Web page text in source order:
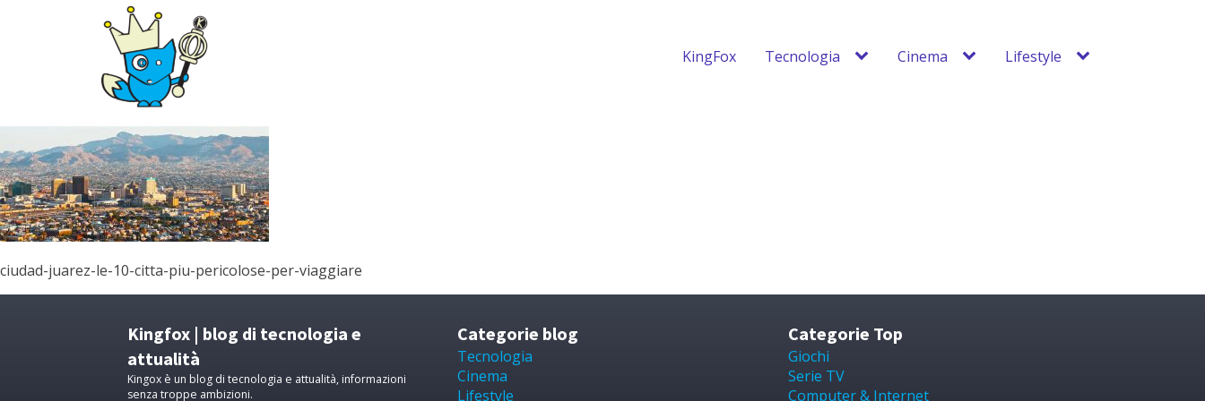
KingFox Tecnologia Cinema Lifestyle
ciudad-juarez-le-10-citta-piu-pericolose-per-viaggiare
Kingfox | blog di tecnologia e
attualità
Kingox è un blog di tecnologia e attualità, informazioni
senza troppe ambizioni.
Categorie blog
Tecnologia
Cinema
Lifestyle
Categorie Top
Giochi
Serie TV
Computer & Internet